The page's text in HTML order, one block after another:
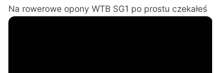
Na rowerowe opony WTB SG1 po prostu czekałeś